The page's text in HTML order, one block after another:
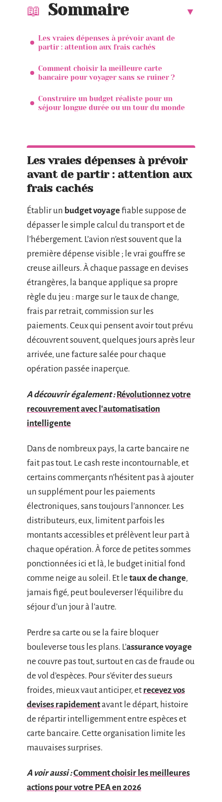
Sommaire
Les vraies dépenses à prévoir avant de
partir : attention aux frais cachés
Comment choisir la meilleure carte
bancaire pour voyager sans se ruiner ?
Construire un budget réaliste pour un
séjour longue durée ou un tour du monde
Les vraies dépenses à prévoir
avant de partir : attention aux
frais cachés
Établir un budget voyagefiable suppose de
dépasser le simple calcul du transport et de
l’hébergement. L’avion n’est souvent que la
première dépense visible ; le vrai gouffre se
creuse ailleurs. À chaque passage en devises
étrangères, la banque applique sa propre
règle du jeu : marge sur le taux de change,
frais par retrait, commission sur les
paiements. Ceux qui pensent avoir tout prévu
découvrent souvent, quelques jours après leur
arrivée, une facture salée pour chaque
opération passée inaperçue.
A découvrir également : Révolutionnez votre
recouvrement avec l'automatisation
intelligente
Dans de nombreux pays, la carte bancaire ne
fait pas tout. Le cash reste incontournable, et
certains commerçants n’hésitent pas à ajouter
un supplément pour les paiements
électroniques, sans toujours l’annoncer. Les
distributeurs, eux, limitent parfois les
montants accessibles et prélèvent leur part à
chaque opération. À force de petites sommes
ponctionnées ici et là, le budget initial fond
comme neige au soleil. Et le taux de change,
jamais figé, peut bouleverser l’équilibre du
séjour d’un jour à l’autre.
Perdre sa carte ou se la faire bloquer
bouleverse tous les plans. L’assurance voyage
ne couvre pas tout, surtout en cas de fraude ou
de vol d’espèces. Pour s’éviter des sueurs
froides, mieux vaut anticiper, et recevez vos
devises rapidementavant le départ, histoire
de répartir intelligemment entre espèces et
carte bancaire. Cette organisation limite les
mauvaises surprises.
A voir aussi :Comment choisir les meilleures
actions pour votre PEA en 2026